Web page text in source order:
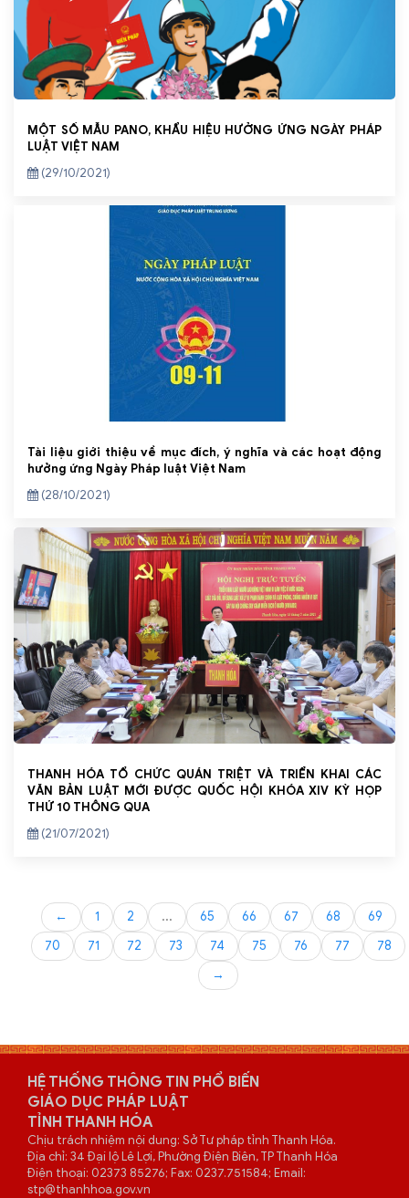
MỘT SỐ MẪU PANO, KHẨU HIỆU HƯỞNG ỨNG NGÀY PHÁP
LUẬT VIỆT NAM
(29/10/2021)
Tài liệu giới thiệu về mục đích, ý nghĩa và các hoạt động
hưởng ứng Ngày Pháp luật Việt Nam
(28/10/2021)
THANH HÓA TỔ CHỨC QUÁN TRIỆT VÀ TRIỂN KHAI CÁC
VĂN BẢN LUẬT MỚI ĐƯỢC QUỐC HỘI KHÓA XIV KỲ HỌP
THỨ 10 THÔNG QUA
(21/07/2021)
← 1 2 ... 65 66 67 68
69
70
71 72 73 74 75 76 77
78
→
HỆ THỐNG THÔNG TIN PHỔ BIẾN
GIÁO DỤC PHÁP LUẬT
TỈNH THANH HÓA
Chịu trách nhiệm nội dung: Sở Tư pháp tỉnh Thanh Hóa.
Địa chỉ: 34 Đại lộ Lê Lợi, Phường Điện Biên, TP Thanh Hóa
Điện thoại: 02373 85276; Fax: 0237.751584; Email:
stp@thanhhoa.gov.vn